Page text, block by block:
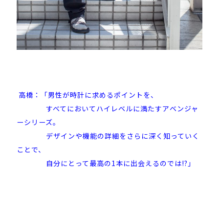
高橋：「男性が時計に求めるポイントを、
すべてにおいてハイレベルに満たすアベンジャ
ーシリーズ。
デザインや機能の詳細をさらに深く知っていく
ことで、
自分にとって最高の1本に出会えるのでは!? 」